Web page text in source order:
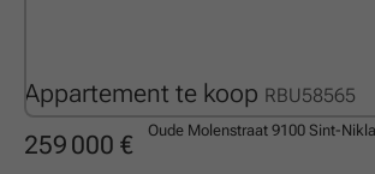
Appartement te koop RBU58565
259 000 €
Oude Molenstraat 9100 Sint-